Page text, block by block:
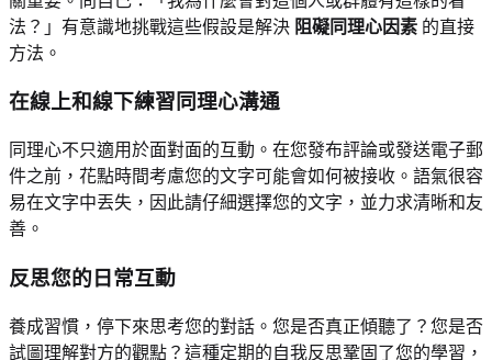
法？」有意識地挑戰這些假設是解決 阻礙同理心因素 的直接
方法。
在線上和線下練習同理心溝通
同理心不只適用於面對面的互動。在您發布評論或發送電子郵
件之前，花點時間考慮您的文字可能會如何被接收。語氣很容
易在文字中丟失，因此請仔細選擇您的文字，並力求清晰和友
善。
反思您的日常互動
養成習慣，停下來思考您的對話。您是否真正傾聽了？您是否
試圖理解對方的觀點？這種定期的自我反思鞏固了您的學習，